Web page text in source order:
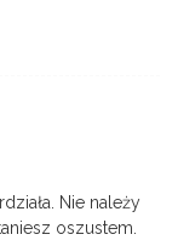
Nie należy
oszustem.